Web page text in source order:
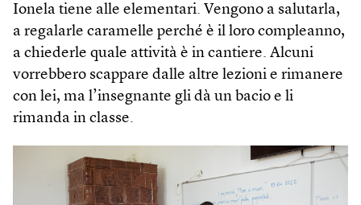
Ionela tiene alle elementari. Vengono a salutarla,
a regalarle caramelle perché è il loro compleanno,
a chiederle quale attività è in cantiere. Alcuni
vorrebbero scappare dalle altre lezioni e rimanere
con lei, ma l’insegnante gli dà un bacio e li
rimanda in classe.